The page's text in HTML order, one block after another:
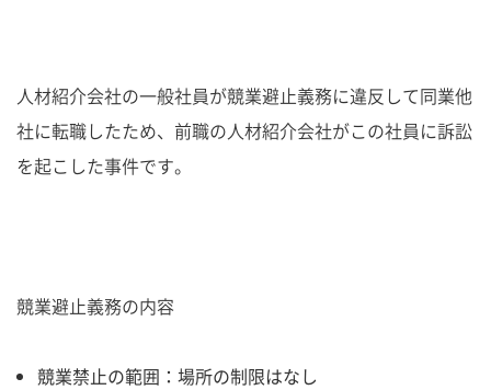
人材紹介会社の一般社員が競業避止義務に違反して同業他
社に転職したため、前職の人材紹介会社がこの社員に訴訟
を起こした事件です。
競業避止義務の内容
競業禁止の範囲：場所の制限はなし